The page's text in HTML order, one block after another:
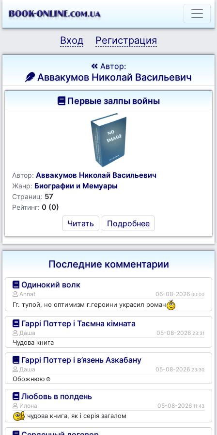
Вход Регистрация
Автор:
Аввакумов Николай Васильевич
Первые залпы войны
Автор: Аввакумов Николай Васильевич
Жанр: Биографии и Мемуары
Страниц: 57
Рейтинг: 0 (0)
Читать Подробнее
Последние комментарии
Одинокий волк
Annat 06-08-2026 00:00
Гг. тупой, но оптимизм г.героини украсил роман
Гаррі Поттер і Таємна кімната
Даша 05-08-2026 23:31
Чудова книга
Гаррі Поттер і в’язень Азкабану
Даша 05-08-2026 23:30
Обожнюю☺️
Любовь в полдень
Илона 05-08-2026 11:43
чудова книга, як і серія загалом